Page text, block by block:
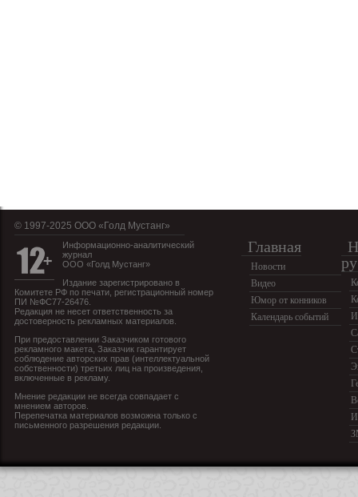
© 1997-2025 OOO «Голд Мустанг»
Информационно-аналитический
журнал
ООО «Голд Мустанг»
Издание зарегистрировано в
Комитете РФ по печати, регистрационный номер
ПИ №ФС77-26476.
Редакция не несет ответственность за
достоверность рекламных материалов.
При предоставлении Заказчиком готового
рекламного макета, Заказчик гарантирует
соблюдение авторских прав (интеллектуальной
собственности) третьих лиц на произведения,
включенные в рекламу.
Мнение редакции не всегда совпадает с
мнением авторов.
Перепечатка материалов возможна только с
письменного разрешения редакции.
Главная
Новости
Видео
Юмор от конников
Календарь событий